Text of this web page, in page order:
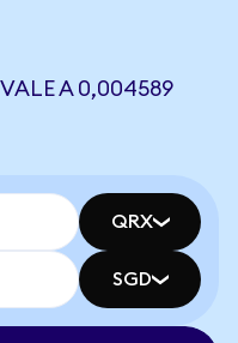
A 0,004589
QRX
SGD